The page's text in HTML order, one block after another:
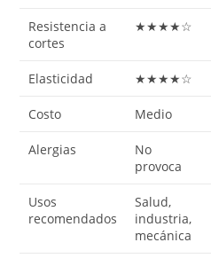
Resistencia a
cortes
★★★★☆
Elasticidad ★★★★☆
Costo Medio
Alergias
No
provoca
Usos
recomendados
Salud,
industria,
mecánica